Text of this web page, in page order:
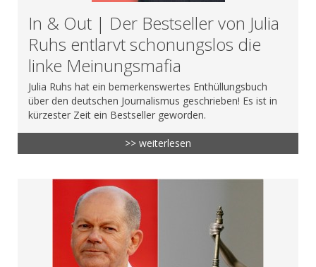
In & Out | Der Bestseller von Julia
Ruhs entlarvt schonungslos die
linke Meinungsmafia
Julia Ruhs hat ein bemerkenswertes Enthüllungsbuch
über den deutschen Journalismus geschrieben! Es ist in
kürzester Zeit ein Bestseller geworden.
>> weiterlesen